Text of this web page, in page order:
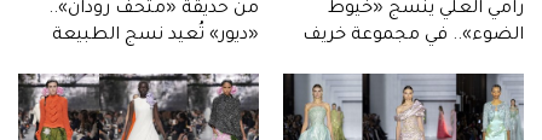
رامي العلي ينسج «خيوط
الضوء».. في مجموعة خريف
من حديقة «متحف رودان»..
«ديور» تُعيد نسج الطبيعة